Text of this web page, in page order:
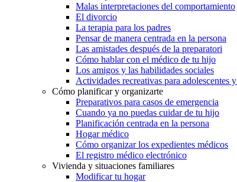
Malas interpretaciones del comportamiento
El divorcio
La terapia para los padres
Pensar de manera centrada en la persona
Las amistades después de la preparatori
Cómo hablar con el médico de tu hijo
Los amigos y las habilidades sociales
Actividades recreativas para adolescentes
Cómo planificar y organizarte
Preparativos para casos de emergencia
Cuando ya no puedas cuidar de tu hijo
Planificación centrada en la persona
Hogar médico
Cómo organizar los expedientes médicos
El registro médico electrónico
Vivienda y situaciones familiares
Modificar tu hogar